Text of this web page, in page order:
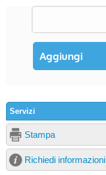
Servizi
Stampa
Richiedi informazioni